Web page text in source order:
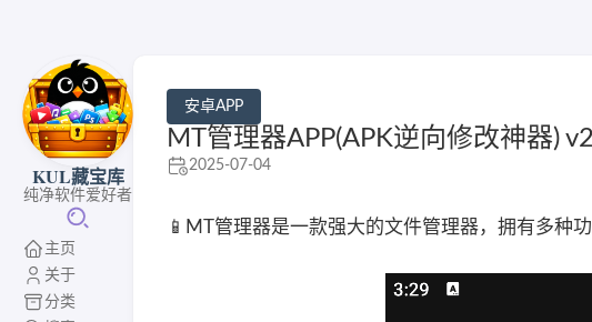
KUL藏宝库
纯净软件爱好者
主页
关于
分类
安卓APP
MT管理器APP(APK逆向修改神器)
2025-07-04
📱MT管理器是一款强大的文件管理器，拥有多种功